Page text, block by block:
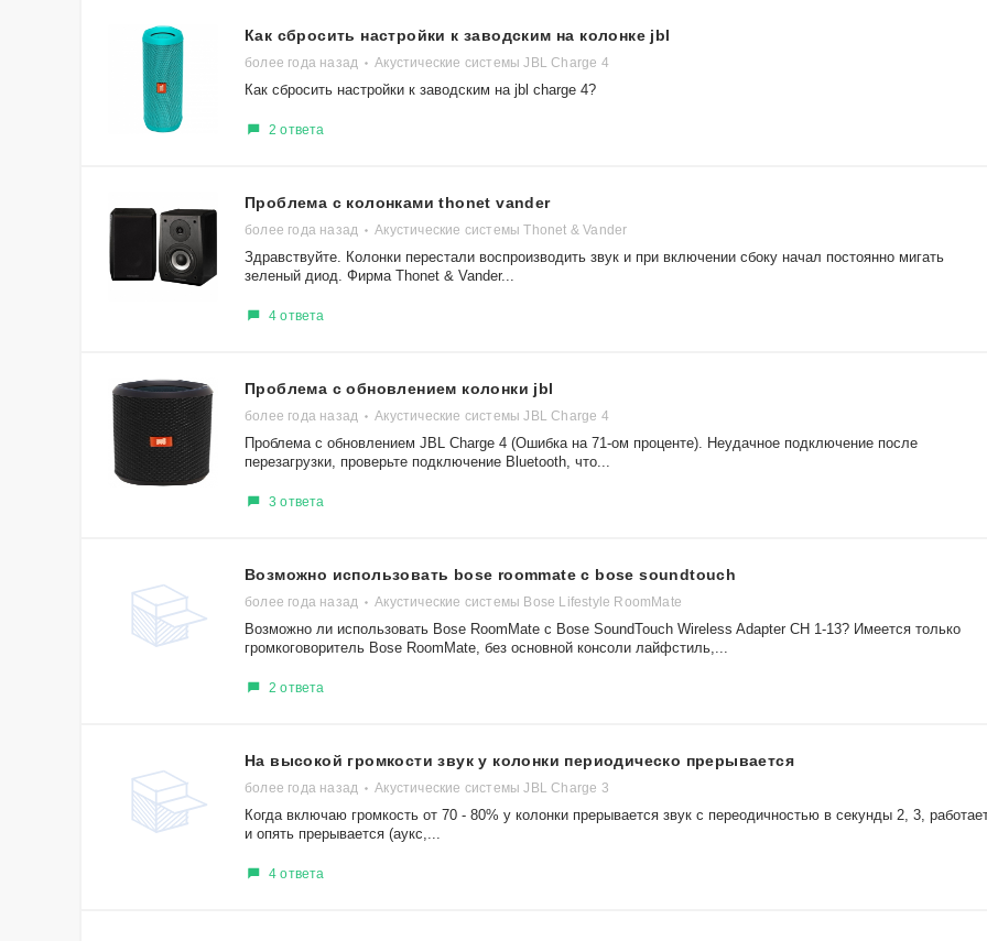
Как сбросить настройки к заводским на колонке jbl
более года назад Акустические системы JBL Charge 4
Как сбросить настройки к заводским на jbl charge 4?
2 ответа
Проблема с колонками thonet vander
более года назад Акустические системы Thonet & Vander
Здравствуйте. Колонки перестали воспроизводить звук и при включении сбоку начал постоянно мигать
зеленый диод. Фирма Thonet & Vander...
4 ответа
Проблема с обновлением колонки jbl
более года назад Акустические системы JBL Charge 4
Проблема с обновлением JBL Charge 4 (Ошибка на 71-ом проценте). Неудачное подключение после
перезагрузки, проверьте подключение Bluetooth, что...
3 ответа
Возможно использовать bose roommate с bose soundtouch
более года назад Акустические системы Bose Lifestyle RoomMate
Возможно ли использовать Bose RoomMate с Bose SoundTouch Wireless Adapter CH 1-13? Имеется только
громкоговоритель Bose RoomMate, без основной консоли лайфстиль,...
2 ответа
На высокой громкости звук у колонки периодическо прерывается
более года назад Акустические системы JBL Charge 3
Когда включаю громкость от 70 - 80% у колонки прерывается звук с переодичностью в секунды 2, 3,
и опять прерывается (аукс,...
4 ответа